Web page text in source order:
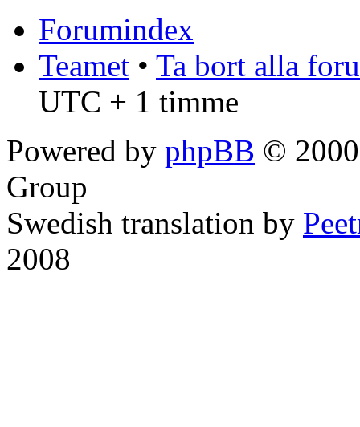
Forumindex
Teamet • Ta bort alla
UTC + 1 timme
Powered by phpBB ©
Group
Swedish translation by
2008